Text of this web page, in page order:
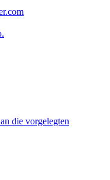
die vorgelegten